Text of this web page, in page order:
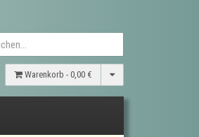
Warenkorb - 0,00 €